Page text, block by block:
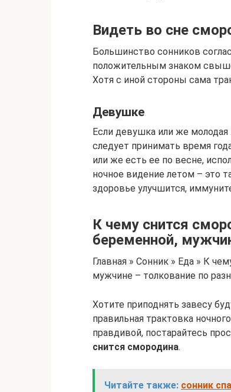
Видеть во сне
Большинство сонников
положительным знаком
Хотя с иной стороны сама
Девушке
Если девушка или же
следует принимать время
или же есть ее по весне,
ночное видение летом – это
здоровье улучшится,
К чему снится
беременной,
Главная » Сонник » Еда » К
мужчине – толкование по
Хотите приподнять завесу
правильная трактовка
правдивой, постарайтесь
снится смородина.
Читайте также: сонник